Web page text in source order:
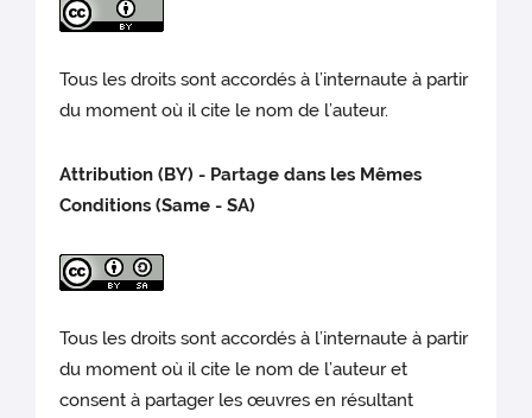
Tous les droits sont accordés à l’internaute à partir
du moment où il cite le nom de l’auteur.
Attribution (BY) - Partage dans les Mêmes
Conditions (Same - SA)
Tous les droits sont accordés à l’internaute à partir
du moment où il cite le nom de l’auteur et
consent à partager les œuvres en résultant